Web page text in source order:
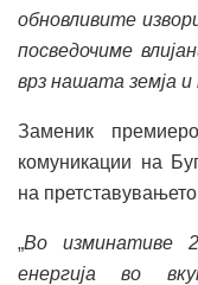
обновливите
посведочиме
врз нашата земја
Заменик
комуникации на
на
„Во изминативе
енергија во